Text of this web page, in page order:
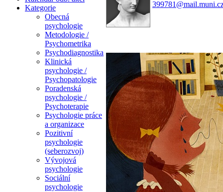
Kategorie
Obecná
psychologie
Metodologie /
Psychometrika
Psychodiagnostika
Klinická
psychologie /
Psychopatologie
Poradenská
psychologie /
Psychoterapie
Psychologie práce
a organizace
Pozitivní
psychologie
(seberozvoj)
Vývojová
psychologie
Sociální
psychologie